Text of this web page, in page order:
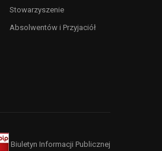
Stowarzyszenie
Absolwentów i Przyjaciół
Biuletyn Informacji Publicznej